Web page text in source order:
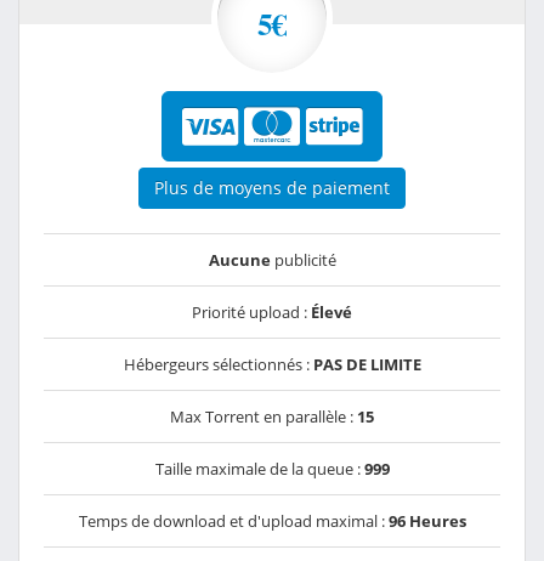
5€
Plus de moyens de paiement
Aucunepublicité
Priorité upload : Élevé
Hébergeurs sélectionnés : PAS DE LIMITE
Max Torrent en parallèle : 15
Taille maximale de la queue :999
Temps de download et d'upload maximal :96 Heures